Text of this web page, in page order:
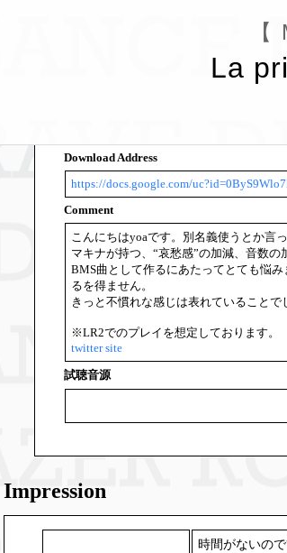
【
La
Download Address
https://docs.google.com/
Comment
こんにちはyoaです。別名義使うとか言
マキナが持つ、“哀愁感”の加減、音数の
BMS曲として作るにあたってとても悩
るを得ません。
きっと不慣れな感じは表れていることで
※LR2でのプレイを想定しております。
twitter site
試聴音源
Impression
時間がないの